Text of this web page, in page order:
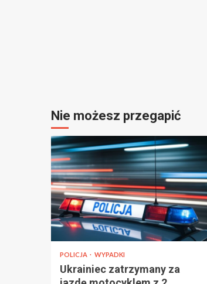
Nie możesz przegapić
POLICJA WYPADKI
Ukrainiec zatrzymany za